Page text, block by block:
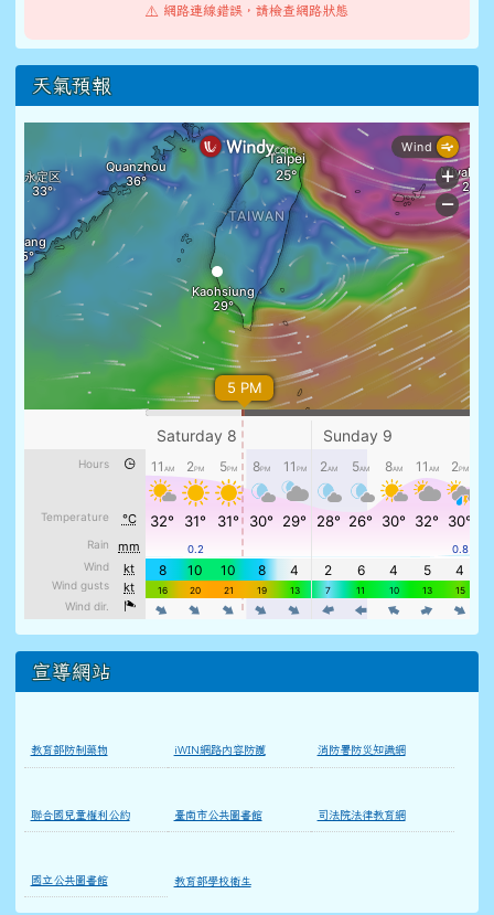
⚠️ 網路連線錯誤，請檢查網路狀態
天氣預報
宣導網站
教育部防制藥物 iWIN網路內容防護 消防署防災知識網
聯合國兒童權利公約 臺南市公共圖書館 司法院法律教育網
國立公共圖書館 教育部學校衛生